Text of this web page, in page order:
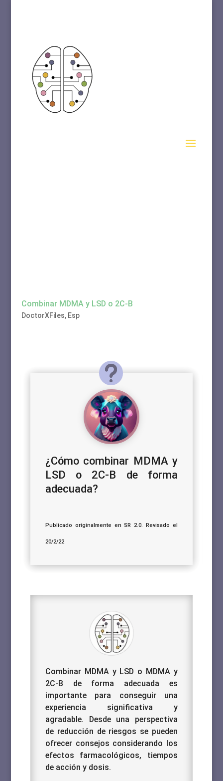
Combinar MDMA y LSD o 2C-B
DoctorXFiles, Esp
¿Cómo combinar MDMA y
LSD o 2C-B de forma
adecuada?
Publicado originalmente en SR 2.0. Revisado el
20/2/22
Combinar MDMA y LSD o MDMA y
2C-B de forma adecuada es
importante para conseguir una
experiencia significativa y
agradable. Desde una perspectiva
de reducción de riesgos se pueden
ofrecer consejos considerando los
efectos farmacológicos, tiempos
de acción y dosis.